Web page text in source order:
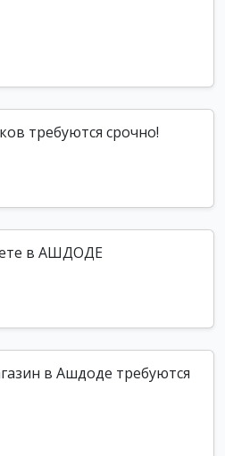
требуются срочно!
в АШДОДЕ
в Ашдоде требуются